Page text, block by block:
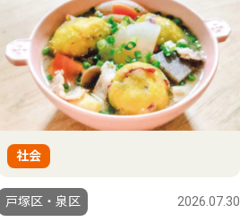
社会
戸塚区・泉区 2026.07.30